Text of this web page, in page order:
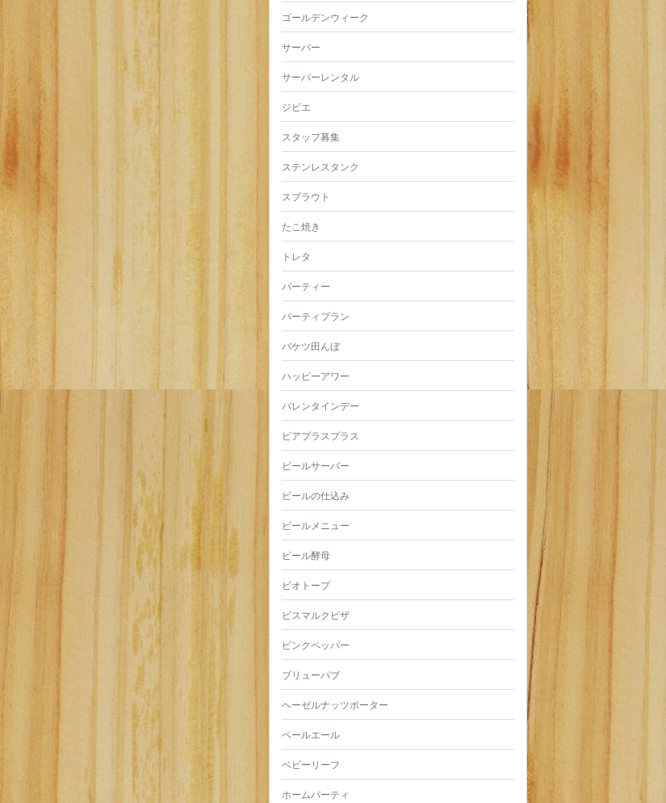
ゴールデンウィーク
サーバー
サーバーレンタル
ジビエ
スタッフ募集
ステンレスタンク
スプラウト
たこ焼き
トレタ
パーティー
パーティプラン
バケツ田んぼ
ハッピーアワー
バレンタインデー
ビアプラスプラス
ビールサーバー
ビールの仕込み
ビールメニュー
ビール酵母
ビオトープ
ビスマルクピザ
ピンクペッパー
ブリューパブ
ヘーゼルナッツポーター
ペールエール
ベビーリーフ
ホームパーティ